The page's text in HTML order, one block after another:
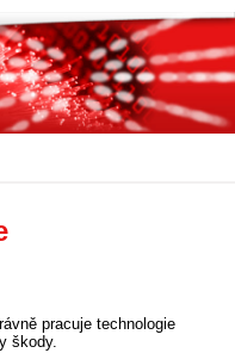
pracuje technologie
škody.